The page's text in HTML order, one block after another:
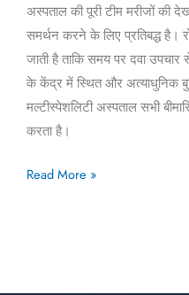
अस्पताल की पूरी टीम मरीजों की
समर्थन करने के लिए प्रतिबद्ध है।
जाती है ताकि समय पर दवा
के केंद्र में स्थित और अत्याधुनिक
मल्टीस्पेशलिटी अस्पताल सभी
करता है।
Read More »